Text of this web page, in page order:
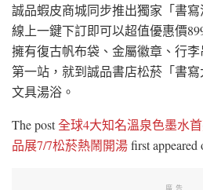
誠品蝦皮商城同步推出獨家「書
線上一鍵下訂即可以超值優惠價
擁有復古帆布袋、金屬徽章、行
第一站，就到誠品書店松菸「書
文具湯浴。
The post全球4大知名溫泉色墨水
品展7/7松菸熱鬧開湯first appeared
廣告